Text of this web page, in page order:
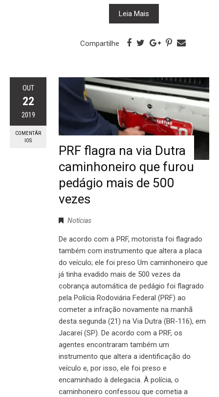
Leia Mais
Compartilhe
OUT
22
2019
COMENTÁR
IOS
PRF flagra na via Dutra
caminhoneiro que furou
pedágio mais de 500
vezes
Notícias
De acordo com a PRF, motorista foi flagrado
também com instrumento que altera a placa
do veículo; ele foi preso Um caminhoneiro que
já tinha evadido mais de 500 vezes da
cobrança automática de pedágio foi flagrado
pela Polícia Rodoviária Federal (PRF) ao
cometer a infração novamente na manhã
desta segunda (21) na Via Dutra (BR-116), em
Jacareí (SP). De acordo com a PRF, os
agentes encontraram também um
instrumento que altera a identificação do
veículo e, por isso, ele foi preso e
encaminhado à delegacia. À polícia, o
caminhoneiro confessou que cometia a